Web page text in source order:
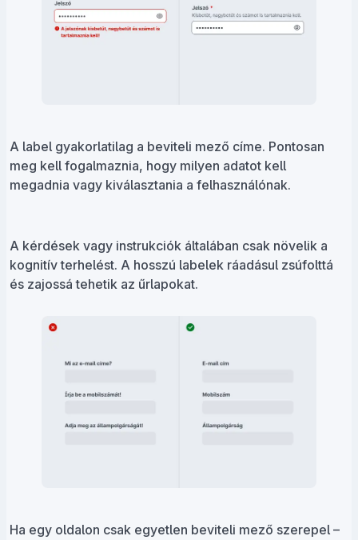
A label gyakorlatilag a beviteli mező címe. Pontosan
meg kell fogalmaznia, hogy milyen adatot kell
megadnia vagy kiválasztania a felhasználónak.
A kérdések vagy instrukciók általában csak növelik a
kognitív terhelést. A hosszú labelek ráadásul zsúfolttá
és zajossá tehetik az űrlapokat.
Ha egy oldalon csak egyetlen beviteli mező szerepel –